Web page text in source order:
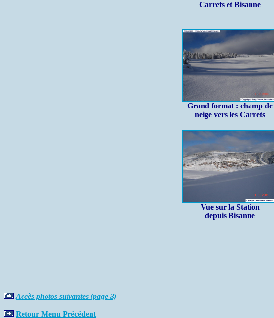
Carrets et Bisanne
Grand format : champ de
neige vers les Carrets
Vue sur la Station
depuis Bisanne
Accès photos suivantes (page 3)
Retour Menu Précédent